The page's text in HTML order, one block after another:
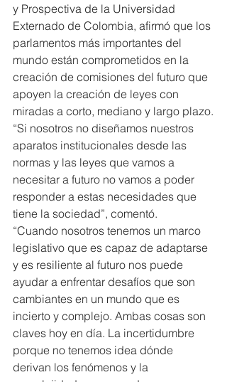
y Prospectiva de la Universidad
Externado de Colombia, afirmó que los
parlamentos más importantes del
mundo están comprometidos en la
creación de comisiones del futuro que
apoyen la creación de leyes con
miradas a corto, mediano y largo plazo.
“Si nosotros no diseñamos nuestros
aparatos institucionales desde las
normas y las leyes que vamos a
necesitar a futuro no vamos a poder
responder a estas necesidades que
tiene la sociedad”, comentó.
“Cuando nosotros tenemos un marco
legislativo que es capaz de adaptarse
y es resiliente al futuro nos puede
ayudar a enfrentar desafíos que son
cambiantes en un mundo que es
incierto y complejo. Ambas cosas son
claves hoy en día. La incertidumbre
porque no tenemos idea dónde
derivan los fenómenos y la